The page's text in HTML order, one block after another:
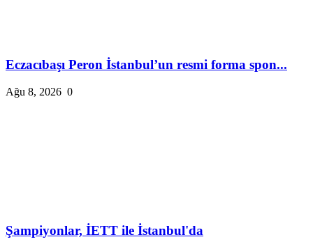
Eczacıbaşı Peron İstanbul’un resmi forma spon...
Ağu 8, 2026 0
Şampiyonlar, İETT ile İstanbul'da